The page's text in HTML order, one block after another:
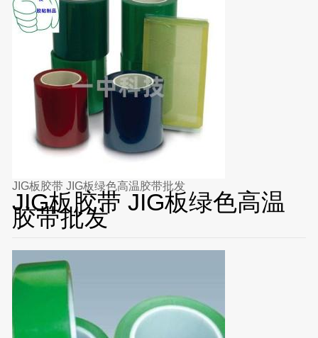
JIG板胶带 JIG板绿色高温胶带批发
JIG板胶带 JIG板绿色高温
胶带批发